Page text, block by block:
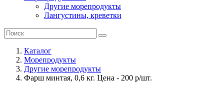
Другие морепродукты
Лангустины, креветки
Каталог
Морепродукты
Другие морепродукты
Фарш минтая, 0,6 кг. Цена - 200 р/шт.